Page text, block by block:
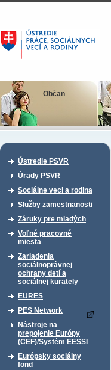
Občan
Ústredie PSVR
Úrady PSVR
Sociálne veci a rodina
Služby zamestnanosti
Záruky pre mladých
Voľné pracovné
miesta
Zariadenia
sociálnoprávnej
ochrany detí a
sociálnej kurately
EURES
PES Network
Nástroje na
prepojenie Európy
(CEF)/Systém EESSI
Európsky sociálny
fond